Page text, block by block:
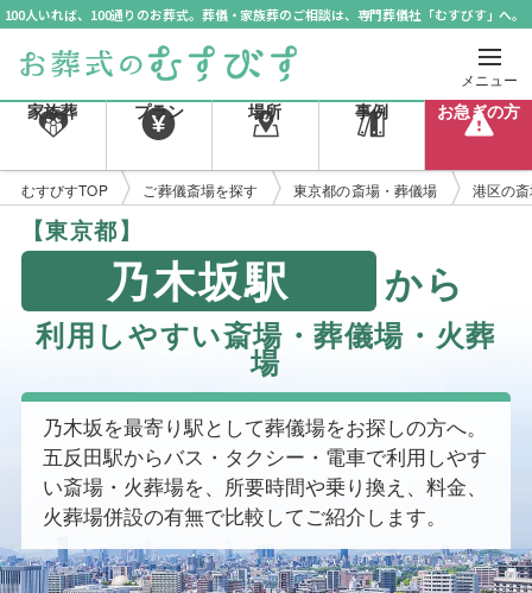
100人いれば、100通りのお葬式。葬儀・家族葬のご相談は、専門葬儀社「むすびす」へ。
メニュー
家族葬 プラン 場所 事例 お急ぎの方
むすびすTOP ご葬儀斎場を探す 東京都の斎場・葬儀場 港区の
【東京都】
乃木坂駅 から
利用しやすい斎場・葬儀場・火葬
場
乃木坂を最寄り駅として葬儀場をお探しの方へ。
五反田駅からバス・タクシー・電車で利用しやす
い斎場・火葬場を、所要時間や乗り換え、料金、
火葬場併設の有無で比較してご紹介します。